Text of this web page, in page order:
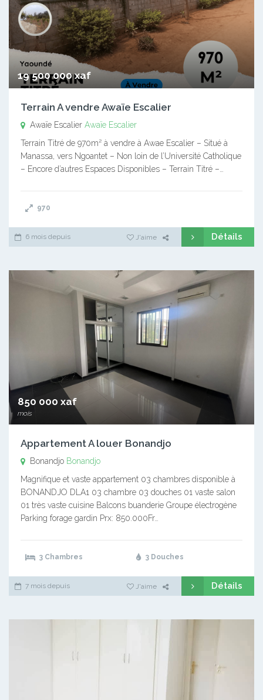
19 500 000 xaf
Terrain A vendre Awaïe Escalier
Awaïe Escalier Awaïe Escalier
Terrain Titré de 970m² à vendre à Awae Escalier – Situé à
Manassa, vers Ngoantet – Non loin de l’Université Catholique
– Encore d’autres Espaces Disponibles – Terrain Titré –…
970
6 mois depuis J'aime Détails
850 000 xaf
mois
Appartement A louer Bonandjo
Bonandjo Bonandjo
Magnifique et vaste appartement 03 chambres disponible à
BONANDJO DLA1 03 chambre 03 douches 01 vaste salon
01 très vaste cuisine Balcons buanderie Groupe électrogène
Parking forage gardin Prx: 850.000Fr…
3 Chambres 3 Douches
7 mois depuis J'aime Détails